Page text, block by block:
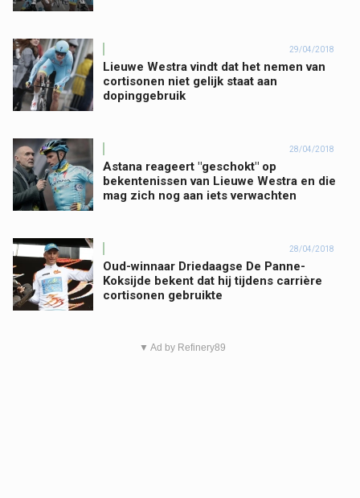
29/04/2018
Lieuwe Westra vindt dat het nemen van
cortisonen niet gelijk staat aan
dopinggebruik
28/04/2018
Astana reageert "geschokt" op
bekentenissen van Lieuwe Westra en die
mag zich nog aan iets verwachten
28/04/2018
Oud-winnaar Driedaagse De Panne-
Koksijde bekent dat hij tijdens carrière
cortisonen gebruikte
▼ Ad by Refinery89